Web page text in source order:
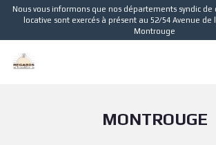
Nous vous informons que nos départements syndic
locative sont exercés à présent au 52/54 Avenue de
Montrouge
MONTROUGE